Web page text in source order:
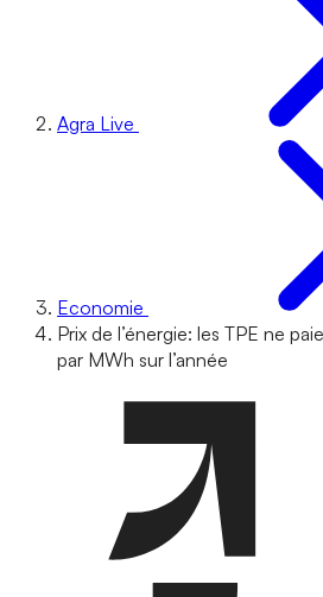
Agra Live
Economie
Prix de l’énergie: les TPE ne
par MWh sur l’année